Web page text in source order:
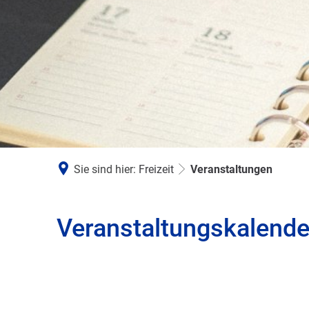
Sie sind hier: Freizeit Veranstaltungen